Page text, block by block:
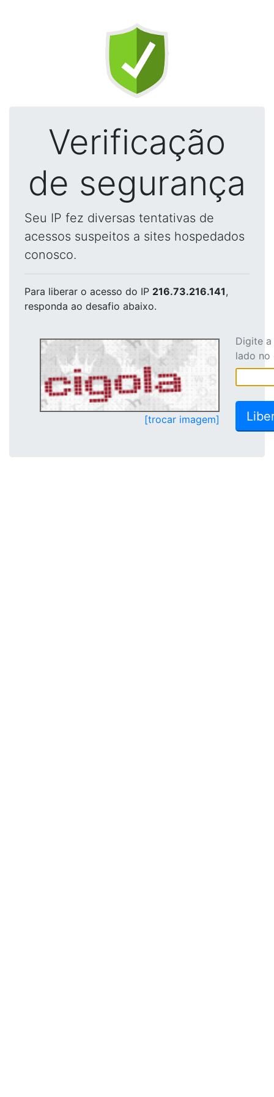
Verificação
de segurança
Seu IP fez diversas tentativas de
acessos suspeitos a sites hospedados
conosco.
Para liberar o acesso do IP 216.73.216.141,
responda ao desafio abaixo.
[trocar imagem]
Digite
lado no